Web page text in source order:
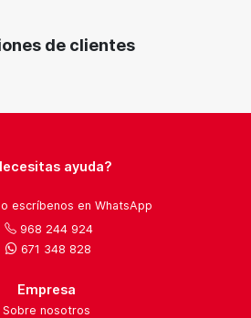
de clientes
ayuda?
escríbenos en WhatsApp
968 244 924
671 348 828
Empresa
Sobre nosotros